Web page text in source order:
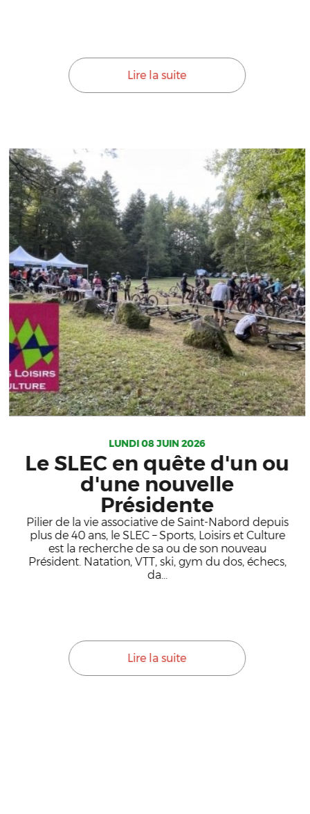
Lire la suite
LUNDI 08 JUIN 2026
Le SLEC en quête d'un ou
d'une nouvelle
Présidente
Pilier de la vie associative de Saint-Nabord depuis
plus de 40 ans, le SLEC – Sports, Loisirs et Culture
est la recherche de sa ou de son nouveau
Président. Natation, VTT, ski, gym du dos, échecs,
da...
Lire la suite